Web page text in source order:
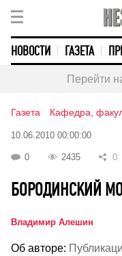
НОВОСТИ ГАЗЕТА
Перейти
Газета Кафедра,
10.06.2010 00:00:00
0 2435 0
БОРОДИНСКИЙ
Владимир Алешин
Об авторе: